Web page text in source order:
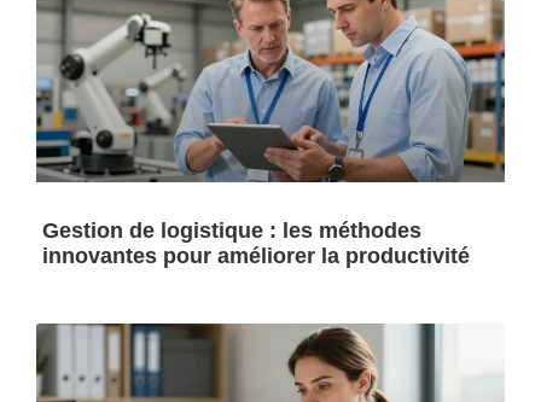
Gestion de logistique : les méthodes
innovantes pour améliorer la productivité